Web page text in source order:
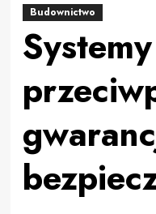
Budownictwo